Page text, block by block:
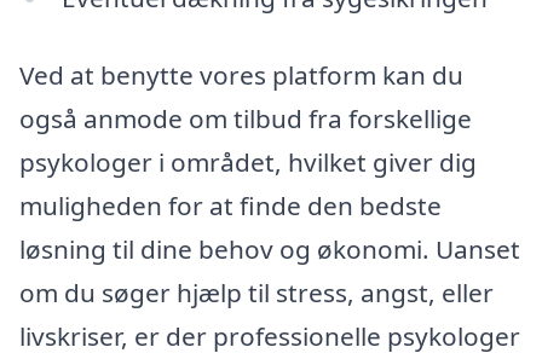
Ved at benytte vores platform kan du
også anmode om tilbud fra forskellige
psykologer i området, hvilket giver dig
muligheden for at finde den bedste
løsning til dine behov og økonomi. Uanset
om du søger hjælp til stress, angst, eller
livskriser, er der professionelle psykologer